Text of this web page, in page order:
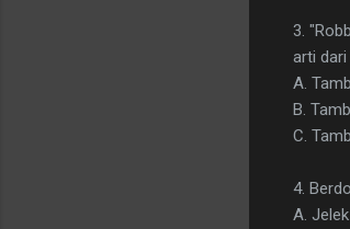
3.
arti dari
A.
B.
C.
4.
A. Jelek